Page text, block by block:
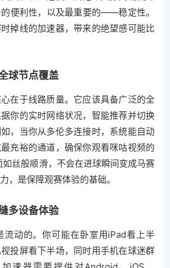
便利性，以及最重要的——稳定性。
掉线的加速器，带来的绝望感可能比
球节点覆盖
在于线路质量。它应该具备广泛的全
你的实时网络状况，智能推荐并切换
，当你从多伦多连接时，系统能自动
充裕的通道，确保你观看咪咕视频的
丝般顺滑，不会在进球瞬间变成马赛
，是保障观赛体验的基础。
多设备体验
流动的。你可能在卧室用iPad看上半
投屏看下半场，同时用手机在球迷群